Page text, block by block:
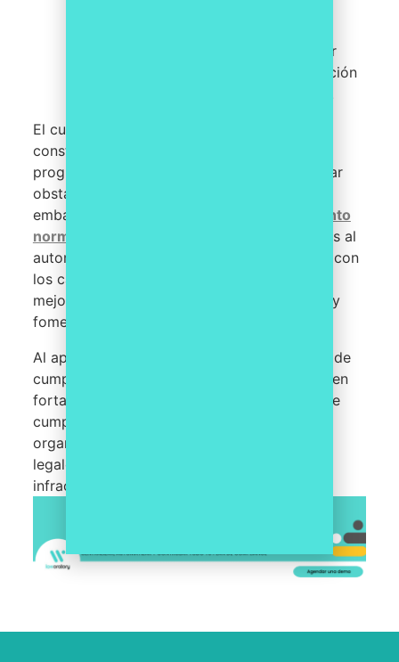
cumplimiento. Esto garantiza una mejor
organización, acceso rápido a información
El cumplimiento normativo es un desafío
constante para las organizaciones, y los
programas de cumplimiento pueden enfrentar
obstáculos que los hagan inválidos. Sin
embargo, el uso de
software de cumplimiento
normativo
puede subsanar estas deficiencias al
automatizar tareas, mantenerse actualizado con
los cambios normativos, gestionar riesgos,
mejorar el seguimiento y la documentación, y
fomentar la formación y concientización.
Al aprovechar las capacidades del software de
cumplimiento, los Compliance Officers pueden
fortalecer la efectividad de los programas de
cumplimiento y garantizar que las
organizaciones operen dentro de los límites
legales y éticos, reduciendo así el riesgo de
infracciones normativas.